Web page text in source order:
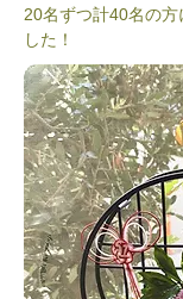
20名ずつ計40名の
した！